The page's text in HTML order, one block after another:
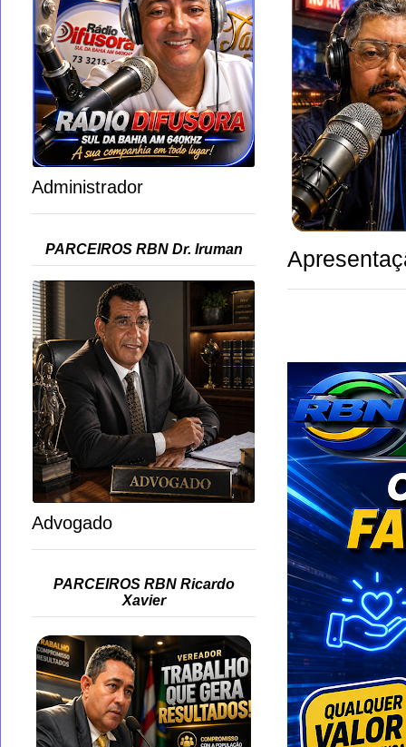
Administrador
PARCEIROS RBN Dr. Iruman
Advogado
PARCEIROS RBN Ricardo
Xavier